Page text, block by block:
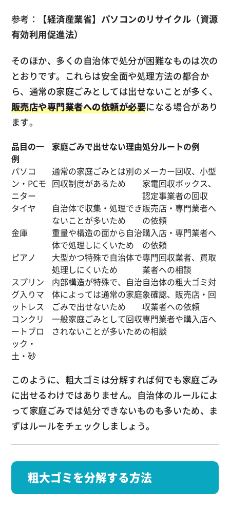
参考：
【経済産業省】パソコンのリサイクル（資源
有効利用促進法）
そのほか、多くの自治体で処分が困難なものは次の
とおりです。これらは安全面や処理方法の都合か
ら、通常の家庭ごみとしては出せないことが多く、
販売店や専門業者への依頼が必要になる場合があり
ます。
品目の一
例
家庭ごみで出せない理由処分ルートの例
パソコ
ン・PCモ
ニター
通常の家庭ごみとは別の
回収制度があるため
メーカー回収、小型
家電回収ボックス、
認定事業者の回収
タイヤ
自治体で収集・処理でき
ないことが多いため
販売店・専門業者へ
の依頼
金庫
重量や構造の面から自治
体で処理しにくいため
購入店・専門業者へ
の依頼
ピアノ
大型かつ特殊で自治体で
処理しにくいため
専門回収業者、買取
業者への相談
スプリン
グ入りマ
ットレス
内部構造が特殊で、自治
体によっては通常の家庭
ごみで出せないため
自治体の粗大ゴミ対
象確認、販売店・回
収業者への依頼
コンクリ
ートブロ
ック・
土・砂
一般家庭ごみとして回収
されないことが多いため
専門業者や購入店へ
の相談
このように、粗大ゴミは分解すれば何でも家庭ごみ
に出せるわけではありません。自治体のルールによ
って家庭ごみでは処分できないものも多いため、ま
ずはルールをチェックしましょう。
粗大ゴミを分解する方法